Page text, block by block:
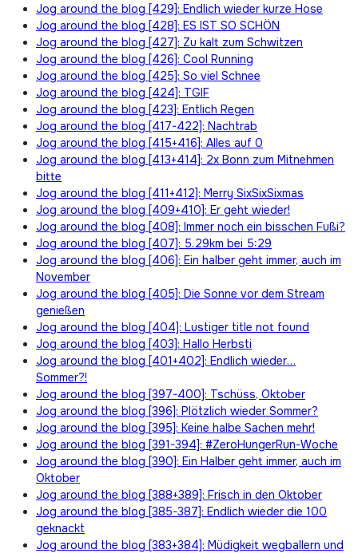
Jog around the blog [429]: Endlich wieder kurze Hose
Jog around the blog [428]: ES IST SO SCHÖN
Jog around the blog [427]: Zu kalt zum Schwitzen
Jog around the blog [426]: Cool Running
Jog around the blog [425]: So viel Schnee
Jog around the blog [424]: TGIF
Jog around the blog [423]: Entlich Regen
Jog around the blog [417-422]: Nachtrab
Jog around the blog [415+416]: Alles auf 0
Jog around the blog [413+414]: 2x Bonn zum Mitnehmen
bitte
Jog around the blog [411+412]: Merry SixSixSixmas
Jog around the blog [409+410]: Er geht wieder!
Jog around the blog [408]: Immer noch ein bisschen Fußi?
Jog around the blog [407]: 5.29km bei 5:29
Jog around the blog [406]: Ein halber geht immer, auch im
November
Jog around the blog [405]: Die Sonne vor dem Stream
genießen
Jog around the blog [404]: Lustiger title not found
Jog around the blog [403]: Hallo Herbsti
Jog around the blog [401+402]: Endlich wieder…
Sommer?!
Jog around the blog [397-400]: Tschüss, Oktober
Jog around the blog [396]: Plötzlich wieder Sommer?
Jog around the blog [395]: Keine halbe Sachen mehr!
Jog around the blog [391-394]: #ZeroHungerRun-Woche
Jog around the blog [390]: Ein Halber geht immer, auch im
Oktober
Jog around the blog [388+389]: Frisch in den Oktober
Jog around the blog [385-387]: Endlich wieder die 100
geknackt
Jog around the blog [383+384]: Müdigkeit wegballern und